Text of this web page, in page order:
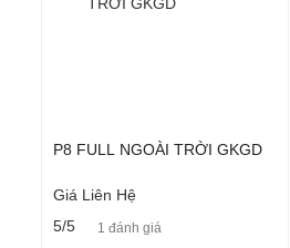
P8 FULL NGOÀI TRỜI GKGD
Giá Liên Hệ
5/5
1 đánh giá